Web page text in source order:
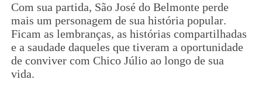
Com sua partida, São José do Belmonte perde
mais um personagem de sua história popular.
Ficam as lembranças, as histórias compartilhadas
e a saudade daqueles que tiveram a oportunidade
de conviver com Chico Júlio ao longo de sua
vida.